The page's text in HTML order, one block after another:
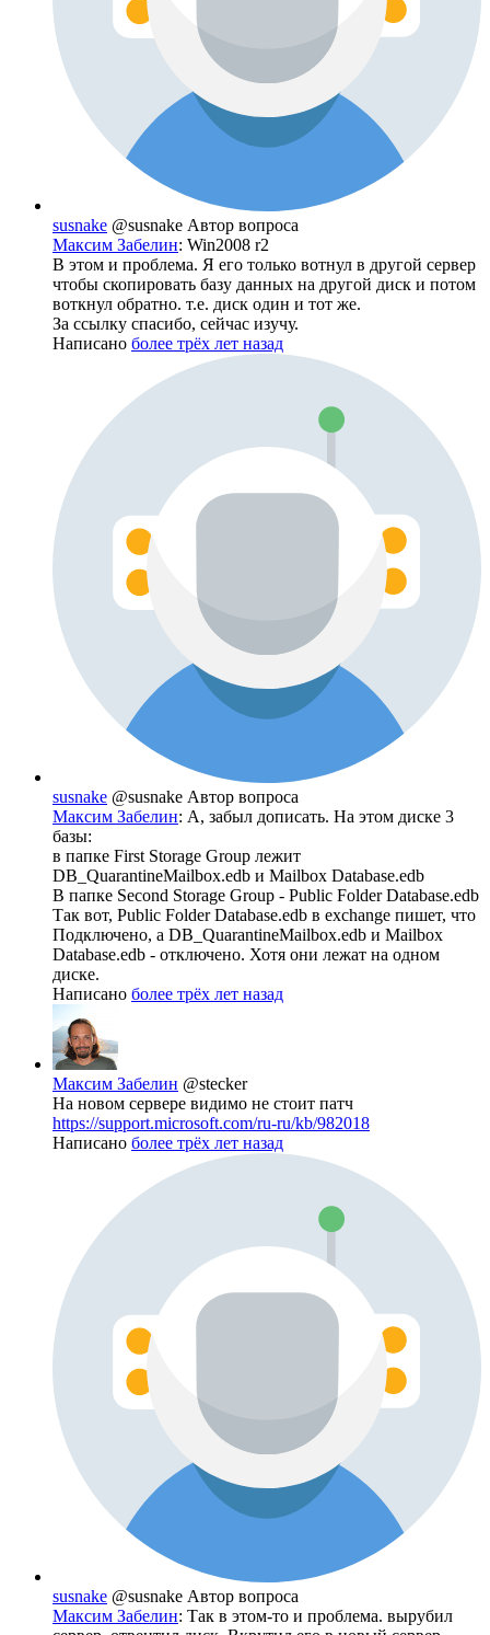
susnake @susnake Автор вопроса
Максим Забелин: Win2008 r2
В этом и проблема. Я его только вотнул в другой сервер
чтобы скопировать базу данных на другой диск и потом
воткнул обратно. т.е. диск один и тот же.
За ссылку спасибо, сейчас изучу.
Написано более трёх лет назад
susnake @susnake Автор вопроса
Максим Забелин: А, забыл дописать. На этом диске 3
базы:
в папке First Storage Group лежит
DB_QuarantineMailbox.edb и Mailbox Database.edb
В папке Second Storage Group - Public Folder Database.edb
Так вот, Public Folder Database.edb в exchange пишет, что
Подключено, а DB_QuarantineMailbox.edb и Mailbox
Database.edb - отключено. Хотя они лежат на одном
диске.
Написано более трёх лет назад
Максим Забелин @stecker
На новом сервере видимо не стоит патч
https://support.microsoft.com/ru-ru/kb/982018
Написано более трёх лет назад
susnake @susnake Автор вопроса
Максим Забелин: Так в этом-то и проблема. вырубил